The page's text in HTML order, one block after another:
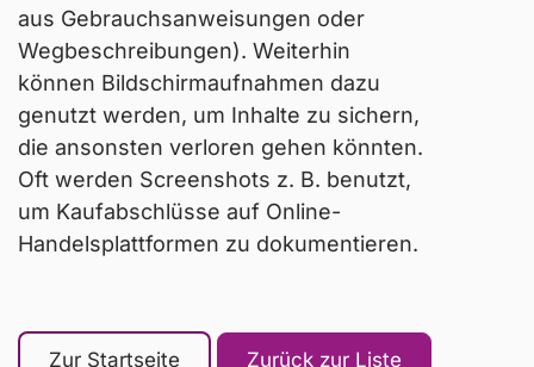
aus Gebrauchsanweisungen oder
Wegbeschreibungen). Weiterhin
können Bildschirmaufnahmen dazu
genutzt werden, um Inhalte zu sichern,
die ansonsten verloren gehen könnten.
Oft werden Screenshots z. B. benutzt,
um Kaufabschlüsse auf Online-
Handelsplattformen zu dokumentieren.
Zur Startseite Zurück zur Liste